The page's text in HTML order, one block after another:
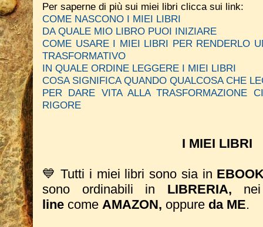
Per saperne di più sui miei libri clicca sui link:
COME NASCONO I MIEI LIBRI
DA QUALE MIO LIBRO PUOI INIZIARE
COME USARE I MIEI LIBRI PER RENDERLO
TRASFORMATIVO
IN QUALE ORDINE LEGGERE I MIEI LIBRI
COSA SIGNIFICA QUANDO QUALCOSA CHE
PER DARE VITA ALLA TRASFORMAZIONE
RIGORE
I MIEI LIBRI
💙 Tutti i miei libri sono sia in
sono ordinabili in LIBRERIA,
line come AMAZON, oppure da ME.